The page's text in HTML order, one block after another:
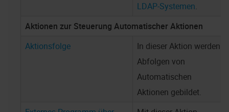
LDAP-Systemen.
Aktionen zur Steuerung Automatischer Aktionen
Aktionsfolge
In dieser Aktion werden
Abfolgen von
Automatischen
Aktionen gebildet.